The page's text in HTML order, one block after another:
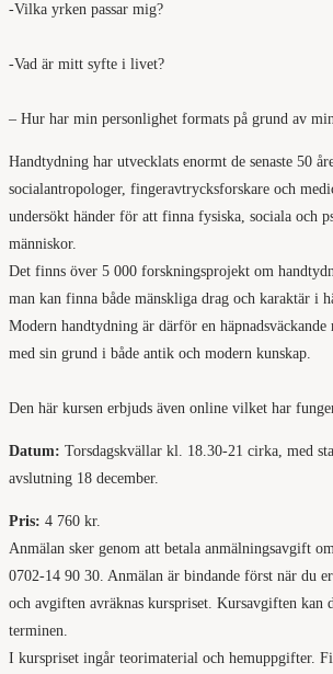
-Vilka yrken passar mig?
-Vad är mitt syfte i livet?
– Hur har min personlighet formats på grund av
Handtydning har utvecklats enormt de senaste 50
socialantropologer, fingeravtrycksforskare och
undersökt händer för att finna fysiska, sociala och
människor.
Det finns över 5 000 forskningsprojekt om
man kan finna både mänskliga drag och karaktär i
Modern handtydning är därför en
med sin grund i både antik och modern kunskap.
Den här kursen erbjuds även online vilket har
Datum: Torsdagskvällar kl. 18.30-21 cirka, med
avslutning 18 december.
Pris: 4 760 kr.
Anmälan sker genom att betala anmälningsavgift
0702-14 90 30. Anmälan är bindande först när du
och avgiften avräknas kurspriset. Kursavgiften kan
terminen.
I kurspriset ingår teorimaterial och hemuppgifter.